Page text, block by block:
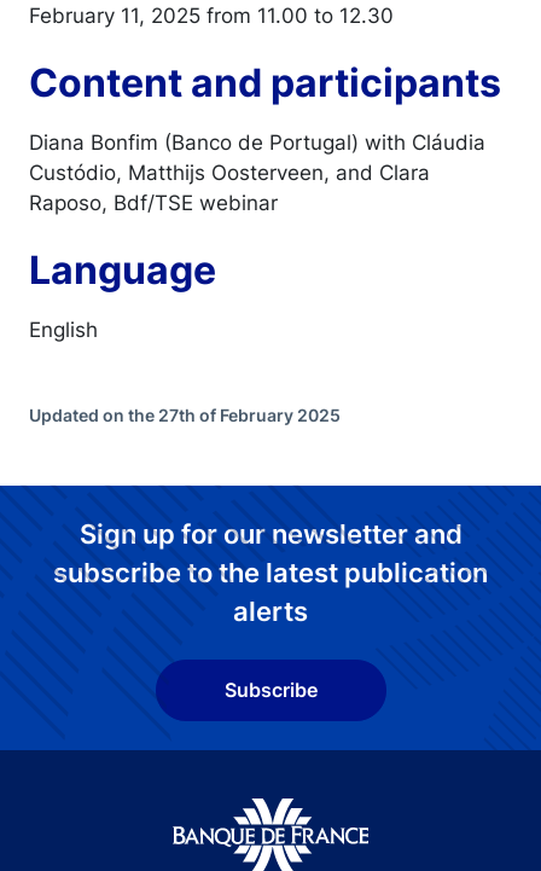
February 11, 2025 from 11.00 to 12.30
Content and participants
Diana Bonfim (Banco de Portugal) with Cláudia
Custódio, Matthijs Oosterveen, and Clara
Raposo, Bdf/TSE webinar
Language
English
Updated on the 27th of February 2025
Sign up for our newsletter and
subscribe to the latest publication
alerts
Subscribe